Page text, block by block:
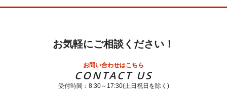
お気軽にご相談ください！
お問い合わせはこちら
CONTACT US
受付時間：8:30～17:30(土日祝日を除く)